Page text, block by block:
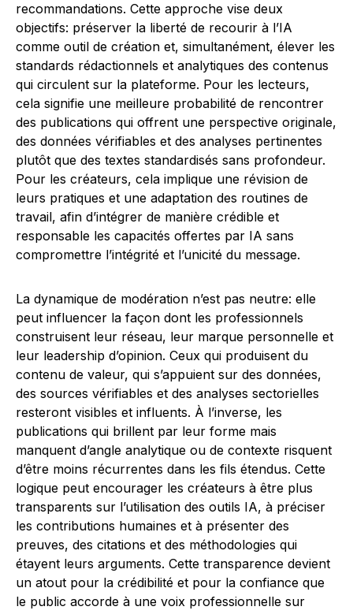
recommandations. Cette approche vise deux
objectifs: préserver la liberté de recourir à l’IA
comme outil de création et, simultanément, élever les
standards rédactionnels et analytiques des contenus
qui circulent sur la plateforme. Pour les lecteurs,
cela signifie une meilleure probabilité de rencontrer
des publications qui offrent une perspective originale,
des données vérifiables et des analyses pertinentes
plutôt que des textes standardisés sans profondeur.
Pour les créateurs, cela implique une révision de
leurs pratiques et une adaptation des routines de
travail, afin d’intégrer de manière crédible et
responsable les capacités offertes par IA sans
compromettre l’intégrité et l’unicité du message.
La dynamique de modération n’est pas neutre: elle
peut influencer la façon dont les professionnels
construisent leur réseau, leur marque personnelle et
leur leadership d’opinion. Ceux qui produisent du
contenu de valeur, qui s’appuient sur des données,
des sources vérifiables et des analyses sectorielles
resteront visibles et influents. À l’inverse, les
publications qui brillent par leur forme mais
manquent d’angle analytique ou de contexte risquent
d’être moins récurrentes dans les fils étendus. Cette
logique peut encourager les créateurs à être plus
transparents sur l’utilisation des outils IA, à préciser
les contributions humaines et à présenter des
preuves, des citations et des méthodologies qui
étayent leurs arguments. Cette transparence devient
un atout pour la crédibilité et pour la confiance que
le public accorde à une voix professionnelle sur